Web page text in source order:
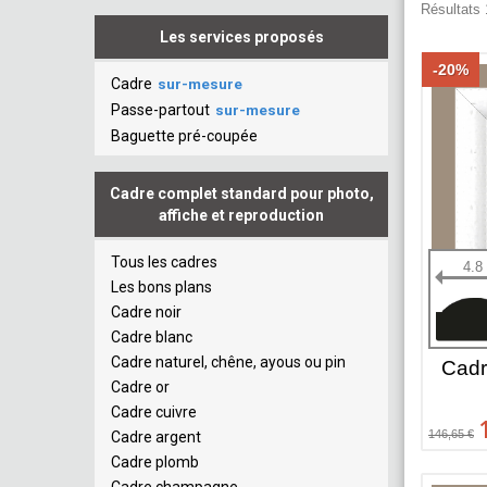
Les services proposés
Cadre sur-mesure
Passe-partout sur-mesure
Baguette pré-coupée
Cadre complet standard pour photo,
affiche et reproduction
Tous les cadres
Les bons plans
Cadre noir
Cadre blanc
Cadre naturel, chêne, ayous ou pin
Cadre or
Cadre cuivre
Cadre argent
Cadre plomb
Résultats
4.8
-20%
146,65 €